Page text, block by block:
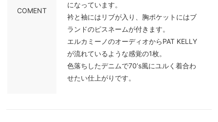
COMENT
になっています。
衿と袖にはリブが入り、胸ポケットにはブ
ランドのピスネームが付きます。
エルカミーノのオーディオからPAT KELLY
が流れているような感覚の1枚。
色落ちしたデニムで70’s風にユルく着合わ
せたい仕上がりです。